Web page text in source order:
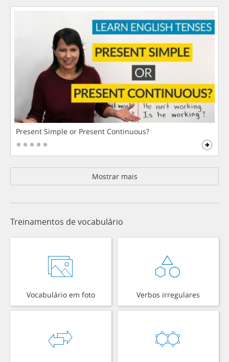
Present Simple or Present Continuous?
Mostrar mais
Treinamentos de vocabulário
Vocabulário em foto Verbos irregulares